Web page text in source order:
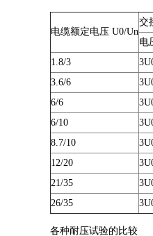
电缆额定电压 U0/Un
交
电
1.8/3
3.6/6
6/6
6/10
8.7/10
12/20
21/35
26/35
各种耐压试验的比较